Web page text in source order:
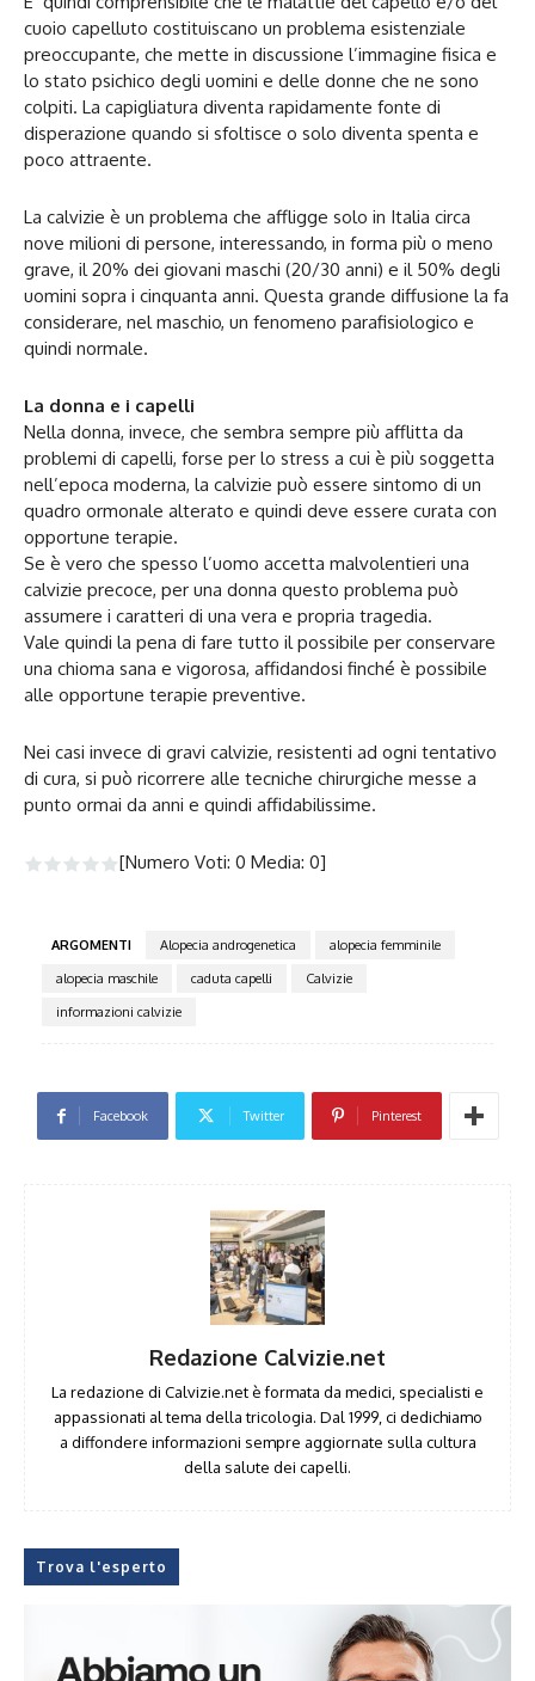
cuoio capelluto costituiscano un problema esistenziale
preoccupante, che mette in discussione l’immagine fisica e
lo stato psichico degli uomini e delle donne che ne sono
colpiti. La capigliatura diventa rapidamente fonte di
disperazione quando si sfoltisce o solo diventa spenta e
poco attraente.
La calvizie è un problema che affligge solo in Italia circa
nove milioni di persone, interessando, in forma più o meno
grave, il 20% dei giovani maschi (20/30 anni) e il 50% degli
uomini sopra i cinquanta anni. Questa grande diffusione la fa
considerare, nel maschio, un fenomeno parafisiologico e
quindi normale.
La donna e i capelli
Nella donna, invece, che sembra sempre più afflitta da
problemi di capelli, forse per lo stress a cui è più soggetta
nell’epoca moderna, la calvizie può essere sintomo di un
quadro ormonale alterato e quindi deve essere curata con
opportune terapie.
Se è vero che spesso l’uomo accetta malvolentieri una
calvizie precoce, per una donna questo problema può
assumere i caratteri di una vera e propria tragedia.
Vale quindi la pena di fare tutto il possibile per conservare
una chioma sana e vigorosa, affidandosi finché è possibile
alle opportune terapie preventive.
Nei casi invece di gravi calvizie, resistenti ad ogni tentativo
di cura, si può ricorrere alle tecniche chirurgiche messe a
punto ormai da anni e quindi affidabilissime.
[Numero Voti: 0 Media: 0]
ARGOMENTI Alopecia androgenetica
alopecia femminile
alopecia maschile
caduta capelli
Calvizie
informazioni calvizie
Facebook Twitter Pinterest
Redazione Calvizie.net
La redazione di Calvizie.net è formata da medici, specialisti e
appassionati al tema della tricologia. Dal 1999, ci dedichiamo
a diffondere informazioni sempre aggiornate sulla cultura
della salute dei capelli.
Trova l'esperto